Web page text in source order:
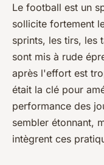
Le football est un
sollicite fortement
sprints, les tirs, les
sont mis à rude
après l'effort est
était la clé pour
performance des
sembler étonnant,
intègrent ces